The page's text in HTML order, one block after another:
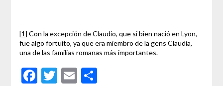
[1] Con la excepción de Claudio, que si bien nació en Lyon,
fue algo fortuito, ya que era miembro de la gens Claudia,
una de las familias romanas más importantes.
Facebook
Twitter
EmailCompartir